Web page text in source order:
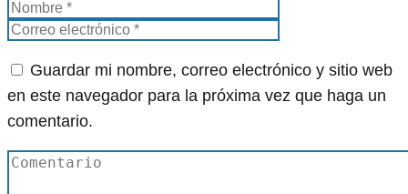
Guardar mi nombre, correo electrónico y sitio web
en este navegador para la próxima vez que haga un
comentario.